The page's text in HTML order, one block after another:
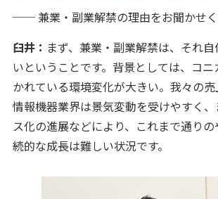
── 兼業・副業解禁の理由をお聞かせく
臼井： まず、兼業・副業解禁は、それ
いということです。背景としては、コ
かれている環境変化が大きい。我々の
情報機器業界は景気変動を受けやすく
ス化の進展などにより、これまで通り
続的な成長は難しい状況です。